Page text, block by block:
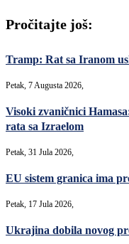
Pročitajte još:
Tramp: Rat sa Iranom
Petak, 7 Augusta 2026,
Visoki zvaničnici
rata sa Izraelom
Petak, 31 Jula 2026,
EU sistem granica ima
Petak, 17 Jula 2026,
Ukrajina dobila novog